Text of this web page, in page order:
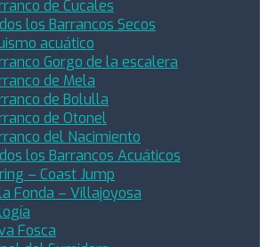
de Cucales
los Barrancos Secos
acuático
Gorgo de la escalera
de Mela
de Bolulla
de Otonel
del Nacimiento
los Barrancos Acuáticos
– Coast Jump
Fonda – Villajoyosa
Fosca